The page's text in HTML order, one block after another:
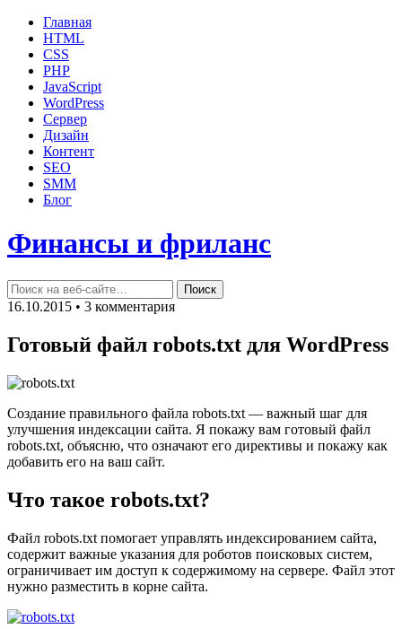
Главная
HTML
CSS
PHP
JavaScript
WordPress
Сервер
Дизайн
Контент
SEO
SMM
Блог
Финансы и фриланс
16.10.2015 • 3 комментария
Готовый файл robots.txt для WordPress
Создание правильного файла robots.txt — важный шаг для
улучшения индексации сайта. Я покажу вам готовый файл
robots.txt, объясню, что означают его директивы и покажу как
добавить его на ваш сайт.
Что такое robots.txt?
Файл robots.txt помогает управлять индексированием сайта,
содержит важные указания для роботов поисковых систем,
ограничивает им доступ к содержимому на сервере. Файл этот
нужно разместить в корне сайта.